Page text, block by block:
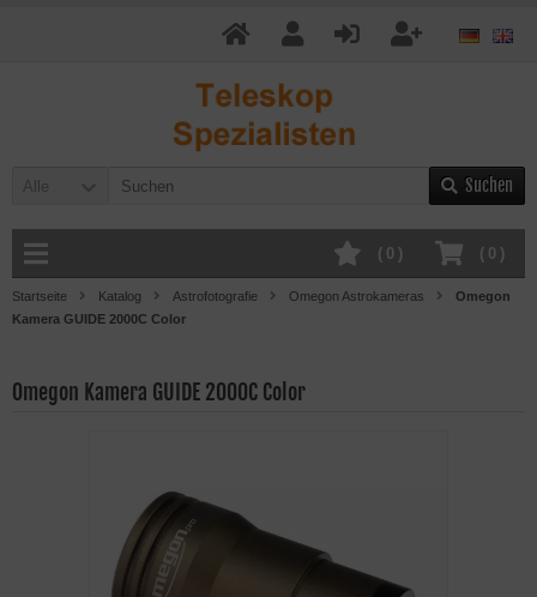
Alle Suchen
( 0 )
( 0 )
Startseite Katalog Astrofotografie Omegon Astrokameras
Omegon
Kamera GUIDE 2000C Color
Omegon Kamera GUIDE 2000C Color